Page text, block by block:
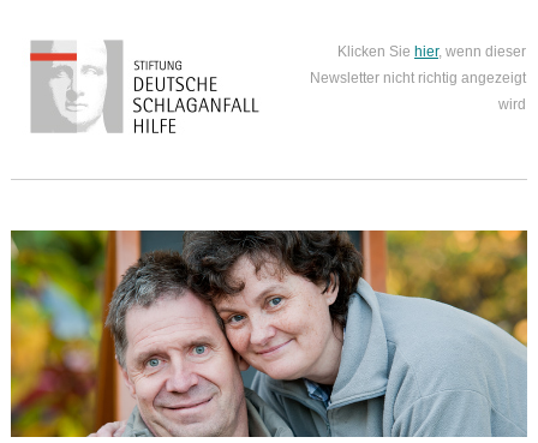
Klicken Sie hier, wenn dieser
Newsletter nicht richtig angezeigt
wird